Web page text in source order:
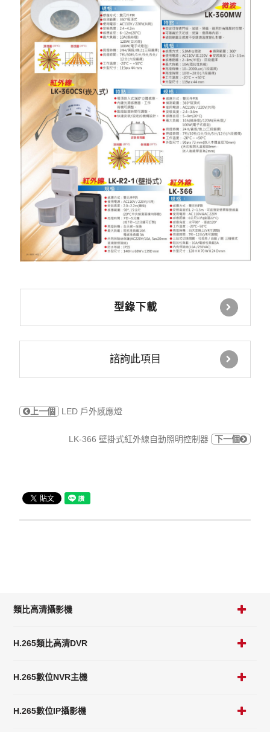
類比高清攝影機
H.265類比高清DVR
H.265數位NVR主機
H.265數位IP攝影機
型錄下載
諮詢此項目
上一個 LED 戶外感應燈
LK-366 壁掛式紅外線自動照明控制器 下一個